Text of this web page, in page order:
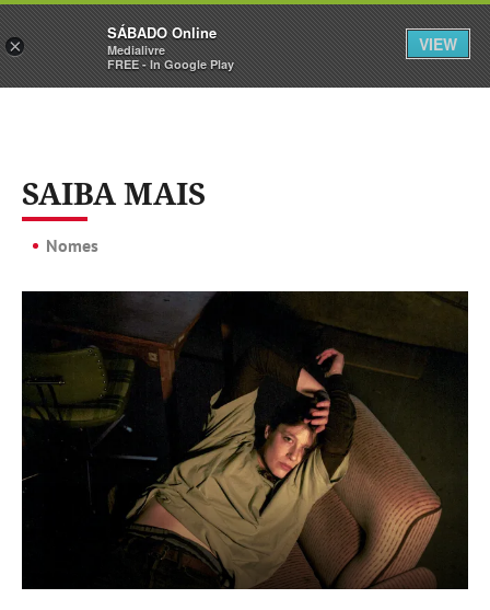
Sábado Assine Iniciar Sessão
SAIBA MAIS
Nomes
×
SÁBADO Online
Medialivre
FREE - In Google Play
VIEW